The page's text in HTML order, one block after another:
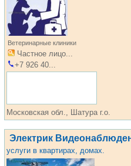
Ветеринарные клиники
Частное лицо...
+7 926 40...
Московская обл., Шатура г.о.
Электрик
услуги в квартирах, домах.